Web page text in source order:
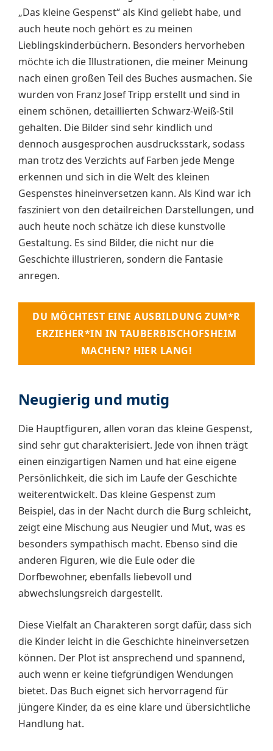
„Das kleine Gespenst“ als Kind geliebt habe, und
auch heute noch gehört es zu meinen
Lieblingskinderbüchern. Besonders hervorheben
möchte ich die Illustrationen, die meiner Meinung
nach einen großen Teil des Buches ausmachen. Sie
wurden von Franz Josef Tripp erstellt und sind in
einem schönen, detaillierten Schwarz-Weiß-Stil
gehalten. Die Bilder sind sehr kindlich und
dennoch ausgesprochen ausdrucksstark, sodass
man trotz des Verzichts auf Farben jede Menge
erkennen und sich in die Welt des kleinen
Gespenstes hineinversetzen kann. Als Kind war ich
fasziniert von den detailreichen Darstellungen, und
auch heute noch schätze ich diese kunstvolle
Gestaltung. Es sind Bilder, die nicht nur die
Geschichte illustrieren, sondern die Fantasie
anregen.
DU MÖCHTEST EINE AUSBILDUNG ZUM*R
ERZIEHER*IN IN TAUBERBISCHOFSHEIM
MACHEN? HIER LANG!
Neugierig und mutig
Die Hauptfiguren, allen voran das kleine Gespenst,
sind sehr gut charakterisiert. Jede von ihnen trägt
einen einzigartigen Namen und hat eine eigene
Persönlichkeit, die sich im Laufe der Geschichte
weiterentwickelt. Das kleine Gespenst zum
Beispiel, das in der Nacht durch die Burg schleicht,
zeigt eine Mischung aus Neugier und Mut, was es
besonders sympathisch macht. Ebenso sind die
anderen Figuren, wie die Eule oder die
Dorfbewohner, ebenfalls liebevoll und
abwechslungsreich dargestellt.
Diese Vielfalt an Charakteren sorgt dafür, dass sich
die Kinder leicht in die Geschichte hineinversetzen
können. Der Plot ist ansprechend und spannend,
auch wenn er keine tiefgründigen Wendungen
bietet. Das Buch eignet sich hervorragend für
jüngere Kinder, da es eine klare und übersichtliche
Handlung hat.